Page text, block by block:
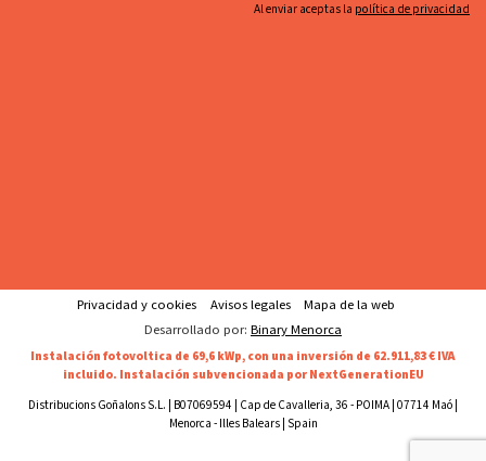
Al enviar aceptas la política de privacidad
Privacidad y cookies Avisos legales
Mapa de la web
Desarrollado por: Binary Menorca
Instalación fotovoltica de 69,6 kWp, con una inversión de 62.911,83 € IVA
incluido. Instalación subvencionada por NextGenerationEU
Distribucions Goñalons S.L. | B07069594 | Cap de Cavalleria, 36 - POIMA | 07714 Maó |
Menorca - Illes Balears | Spain